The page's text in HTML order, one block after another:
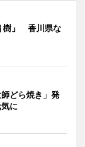
樹」 香川県な
どら焼き」発
に